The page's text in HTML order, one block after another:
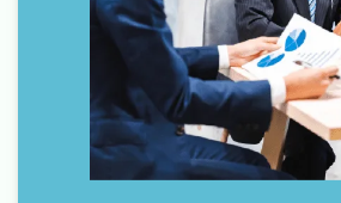
も柔軟に対応しながら、スピーデ
リリースし、事業成長を加速させ
引用 https://www.microsoft.com/ja-jp/
949873681805127-varietas-